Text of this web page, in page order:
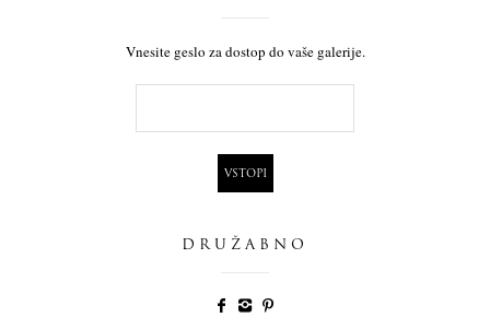
Vnesite geslo za dostop do vaše galerije.
DRUŽABNO